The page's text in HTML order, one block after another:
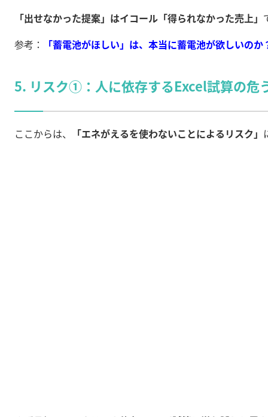
「出せなかった提案」はイコール「得られなかった売上」
参考：
「蓄電池がほしい」は、本当に蓄電池が欲しいの
5. リスク①：人に依存するExcel試算の危
ここからは、 「エネがえるを使わないことによるリスク」